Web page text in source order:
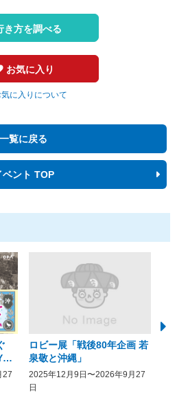
お気に入り
気に入りについて
き方を調べる
一覧に戻る
ベント TOP
27
ロビー展「戦後80年企画 若
泉敬と沖縄」
2025年12月9日〜2026年9月27
日